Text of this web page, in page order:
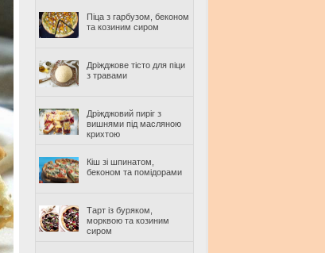
Піца з гарбузом, беконом
та козиним сиром
Дріжджове тісто для піци
з травами
Дріжджовий пиріг з
вишнями під масляною
крихтою
Кіш зі шпинатом,
беконом та помідорами
Тарт із буряком,
морквою та козиним
сиром